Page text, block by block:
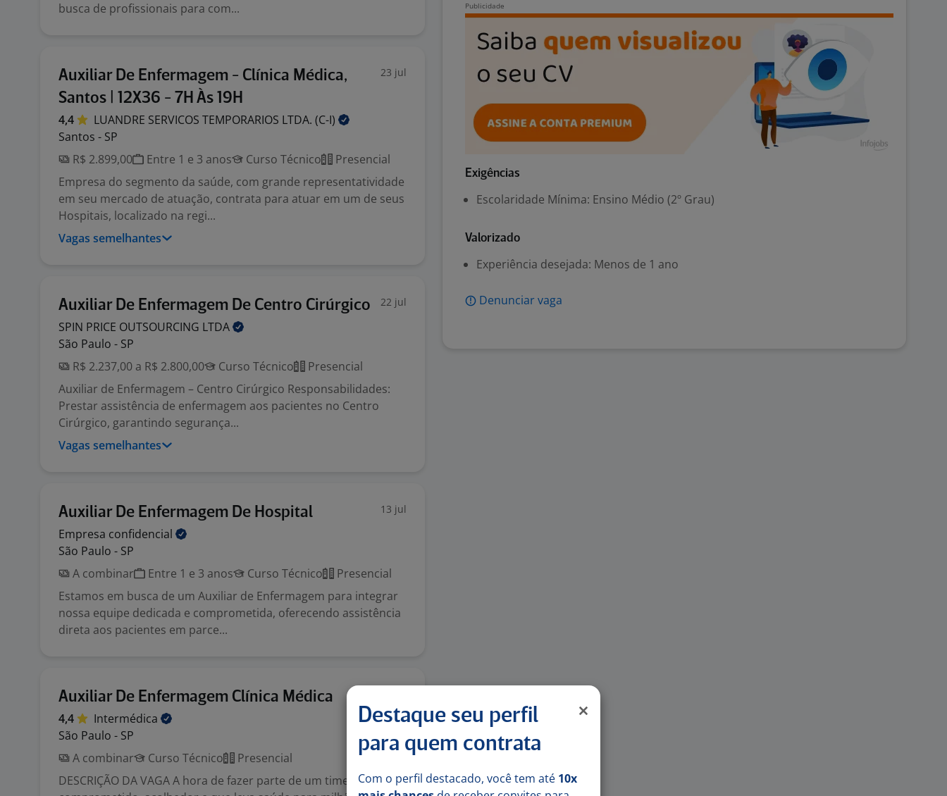
busca de profissionais para com...
Auxiliar De Enfermagem - Clínica Médica,
Santos | 12X36 - 7H Às 19H
23 jul
4,4 LUANDRE SERVICOS TEMPORARIOS LTDA. (C-I)
Santos - SP
R$ 2.899,00
Entre 1 e 3 anos Curso Técnico
Presencial
Empresa do segmento da saúde, com grande representatividade
em seu mercado de atuação, contrata para atuar em um de seus
Hospitais, localizado na regi...
Vagas semelhantes
Auxiliar De Enfermagem De Centro Cirúrgico 22 jul
SPIN PRICE OUTSOURCING LTDA
São Paulo - SP
R$ 2.237,00 a R$ 2.800,00
Curso Técnico
Presencial
Auxiliar de Enfermagem – Centro Cirúrgico Responsabilidades:
Prestar assistência de enfermagem aos pacientes no Centro
Cirúrgico, garantindo segurança...
Vagas semelhantes
Auxiliar De Enfermagem De Hospital 13 jul
Empresa confidencial
São Paulo - SP
A combinar
Entre 1 e 3 anos Curso Técnico
Presencial
Estamos em busca de um Auxiliar de Enfermagem para integrar
nossa equipe dedicada e comprometida, oferecendo assistência
direta aos pacientes em parce...
Auxiliar De Enfermagem Clínica Médica
4,4
Intermédica
São Paulo - SP
A combinar
Curso Técnico
Presencial
DESCRIÇÃO DA VAGA A hora de fazer parte de um time
Exigências
Escolaridade Mínima: Ensino Médio (2º Grau)
Valorizado
Experiência desejada: Menos de 1 ano
Denunciar vaga
Destaque seu perfil
para quem contrata
Com o perfil destacado, você tem até 10x